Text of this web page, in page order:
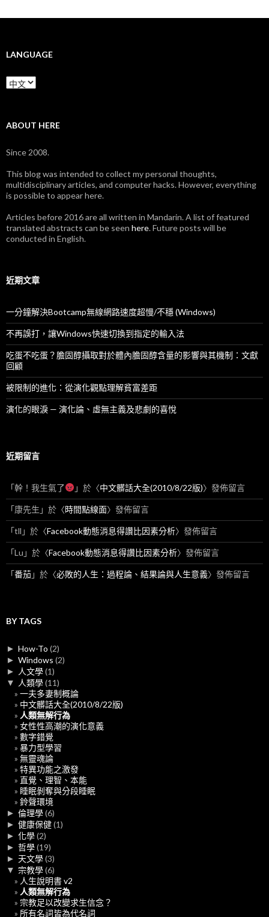
LANGUAGE
Language
ABOUT HERE
Since 2008.
This blog was intended to collect my personal thoughts,
multidisciplinary articles, and computer hacks. However, everything
is possible to appear here.
Articles before 2016 are all written in Mandarin. A list of featured
translated abstracts can be seen here. Future posts will be
conducted in English.
近期文章
一分鐘解決Bootcamp無線網路速度超慢/不穩 (Windows)
不再誤打，讓Windows快速切換到指定的輸入法
吃蛋不吃蛋？膽固醇攝取對於體內膽固醇含量的影響與其機制：文獻
回顧
被限制的進化：從演化觀點理解貧富差距
演化的眼淚 — 演化論、虛無主義及悲劇的喜悅
近期留言
「幹！我生氣了 」於〈中文髒話大全(2010/8/22版)〉發佈留言
「康先生 」於〈時間點線面〉發佈留言
「tll 」於〈Facebook動態消息得讚比因素分析〉發佈留言
「Lu 」於〈Facebook動態消息得讚比因素分析〉發佈留言
「番茄」於〈必敗的人生：過程論、結果論與人生意義〉發佈留言
BY TAGS
► How-To (2)
► Windows (2)
► 人文學(1)
▼ 人類學(11)
一夫多妻制概論
中文髒話大全(2010/8/22版)
人類無解行為
女性性高潮的演化意義
數字錯覺
暴力型學習
無靈魂論
特異功能之激發
直覺、理智、本能
睡眠剝奪與分段睡眠
鈴聲環境
► 倫理學(6)
► 健康保健(1)
► 化學(2)
► 哲學(19)
► 天文學(3)
▼ 宗教學(6)
人生說明書 v2
人類無解行為
宗教足以改變求生信念？
所有名詞皆為代名詞